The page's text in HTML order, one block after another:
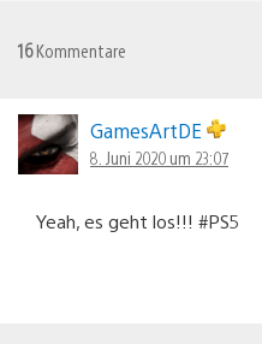
16Kommentare
GamesArtDE
8. Juni 2020 um 23:07
Yeah, es geht los!!! #PS5